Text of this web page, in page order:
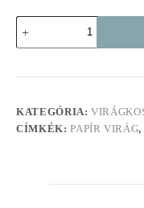
Virágkoszorú
fehér
és
apró
mennyiség
KATEGÓRIA:
CÍMKÉK:PAPÍR VIRÁG,